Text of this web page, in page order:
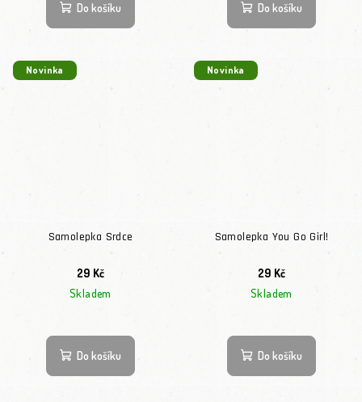
Do košíku Do košíku
Novinka
Samolepka Srdce
29 Kč
Skladem
Do košíku
Novinka
Samolepka You Go Girl!
29 Kč
Skladem
Do košíku